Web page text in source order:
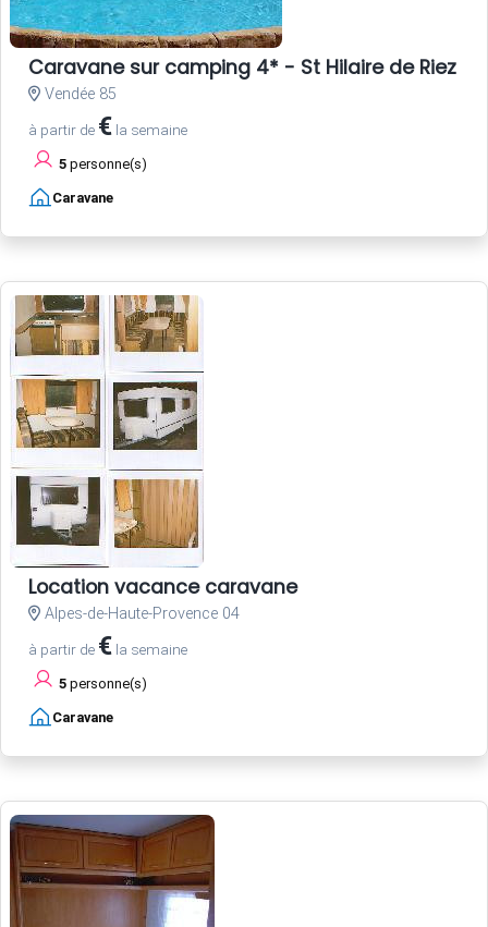
Caravane sur camping 4* - St Hilaire de Riez -
Vendée 85
à partir de € la semaine
5 personne(s)
Caravane
Location vacance caravane
Alpes-de-Haute-Provence 04
à partir de € la semaine
5 personne(s)
Caravane